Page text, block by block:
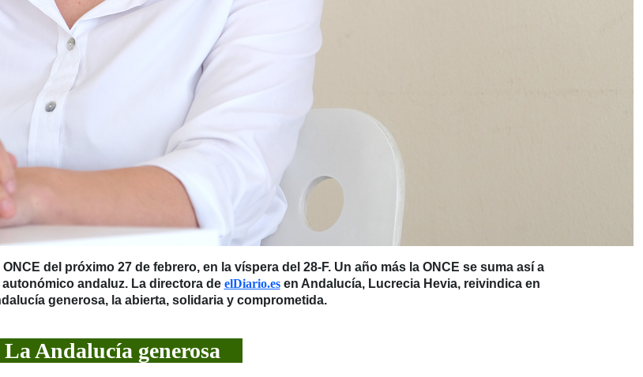
del próximo 27 de febrero, en la víspera del 28-F. Un año más la ONCE se suma así a
andaluz. La directora de elDiario.esen Andalucía, Lucrecia Hevia, reivindica en
generosa, la abierta, solidaria y comprometida.
Andalucía generosa